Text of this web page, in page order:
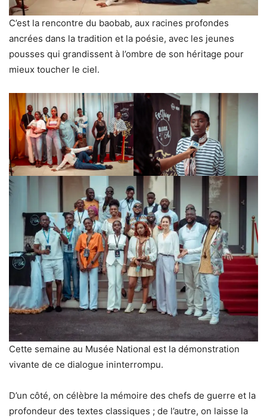
C’est la rencontre du baobab, aux racines profondes
ancrées dans la tradition et la poésie, avec les jeunes
pousses qui grandissent à l’ombre de son héritage pour
mieux toucher le ciel.
Cette semaine au Musée National est la démonstration
vivante de ce dialogue ininterrompu.
D’un côté, on célèbre la mémoire des chefs de guerre et la
profondeur des textes classiques ; de l’autre, on laisse la